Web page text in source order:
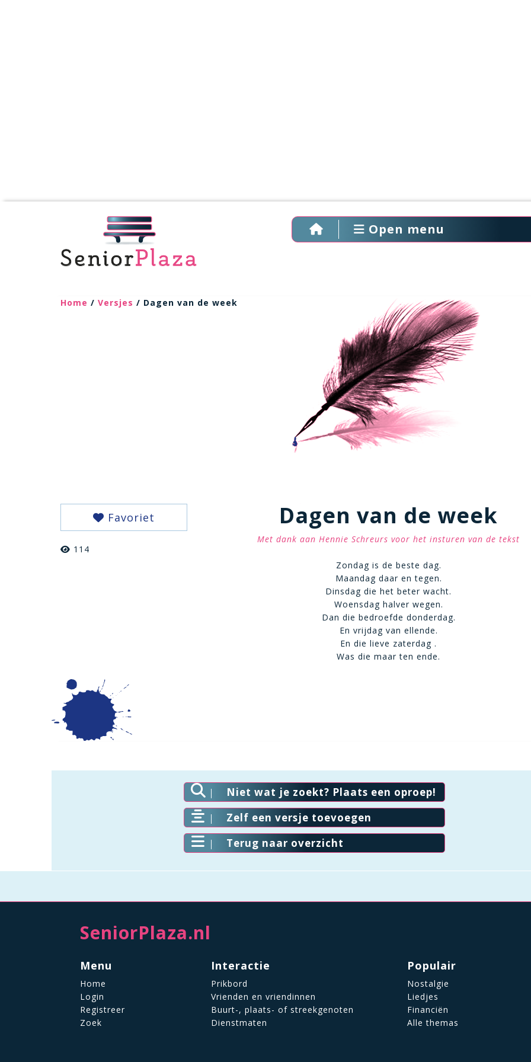
Open menu
Home / Versjes / Dagen van de week
Favoriet
114
Dagen van de week
Met dank aan Hennie Schreurs voor het insturen van de tekst
Zondag is de beste dag.
Maandag daar en tegen.
Dinsdag die het beter wacht.
Woensdag halver wegen.
Dan die bedroefde donderdag.
En vrijdag van ellende.
En die lieve zaterdag .
Was die maar ten ende.
Niet wat je zoekt? Plaats een oproep!
Zelf een versje toevoegen
Terug naar overzicht
SeniorPlaza.nl
Menu
Home
Login
Registreer
Zoek
Interactie
Prikbord
Vrienden en vriendinnen
Buurt-, plaats- of streekgenoten
Dienstmaten
Populair
Nostalgie
Liedjes
Financiën
Alle themas